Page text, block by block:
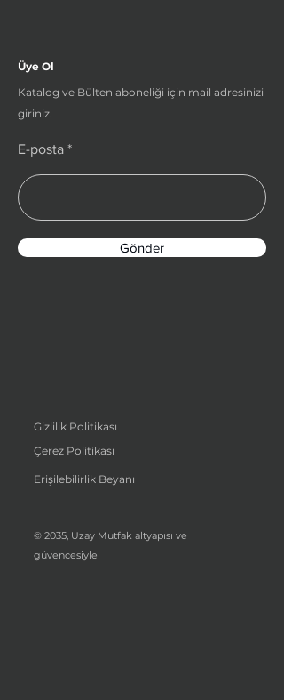
Üye Ol
Katalog ve Bülten aboneliği için mail adresinizi
giriniz.
E-posta
Gönder
Gizlilik Politikası
Çerez Politikası
Erişilebilirlik Beyanı
© 2035, Uzay Mutfak altyapısı ve
güvencesiyle